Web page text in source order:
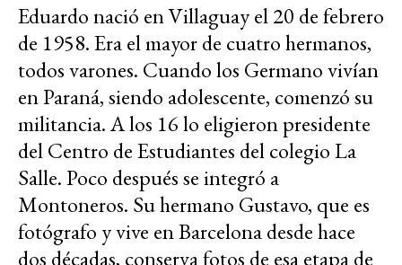
Eduardo nació en Villaguay el 20 de febrero
de 1958. Era el mayor de cuatro hermanos,
todos varones. Cuando los Germano vivían
en Paraná, siendo adolescente, comenzó su
militancia. A los 16 lo eligieron presidente
del Centro de Estudiantes del colegio La
Salle. Poco después se integró a
Montoneros. Su hermano Gustavo, que es
fotógrafo y vive en Barcelona desde hace
dos décadas, conserva fotos de esa etapa de